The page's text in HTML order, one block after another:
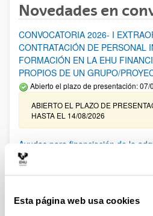
Esta página web usa cookies
Novedades en
CONVOCATORIA 2026- I
CONTRATACIÓN DE PERSONAL
FORMACIÓN EN LA EHU
PROPIOS DE UN GRUPO/
Abierto el plazo de presentación: 07/
ABIERTO EL PLAZO DE
HASTA EL 14/08/2026
Ayudas para financiación de la
infraestructura científica y fondos
UPV/EHU 2026
25/03/2026: Corrección de errores